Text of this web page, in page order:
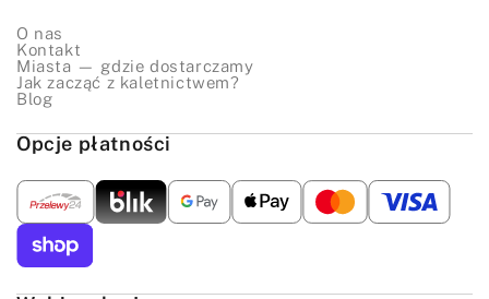
O nas
Kontakt
Miasta — gdzie dostarczamy
Jak zacząć z kaletnictwem?
Blog
Opcje płatności